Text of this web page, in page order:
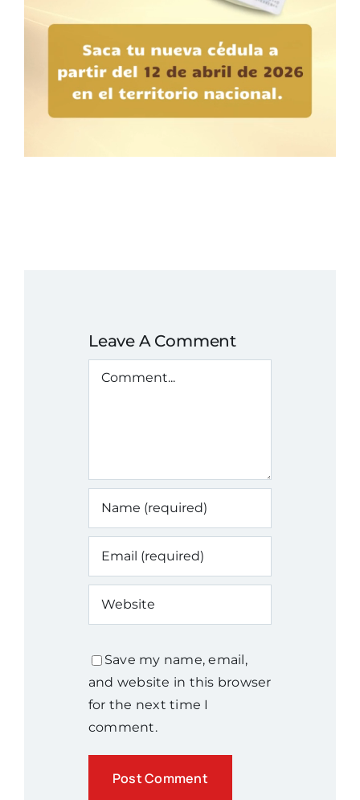
Leave A Comment
Comment
Save my name, email,
and website in this browser
for the next time I
comment.